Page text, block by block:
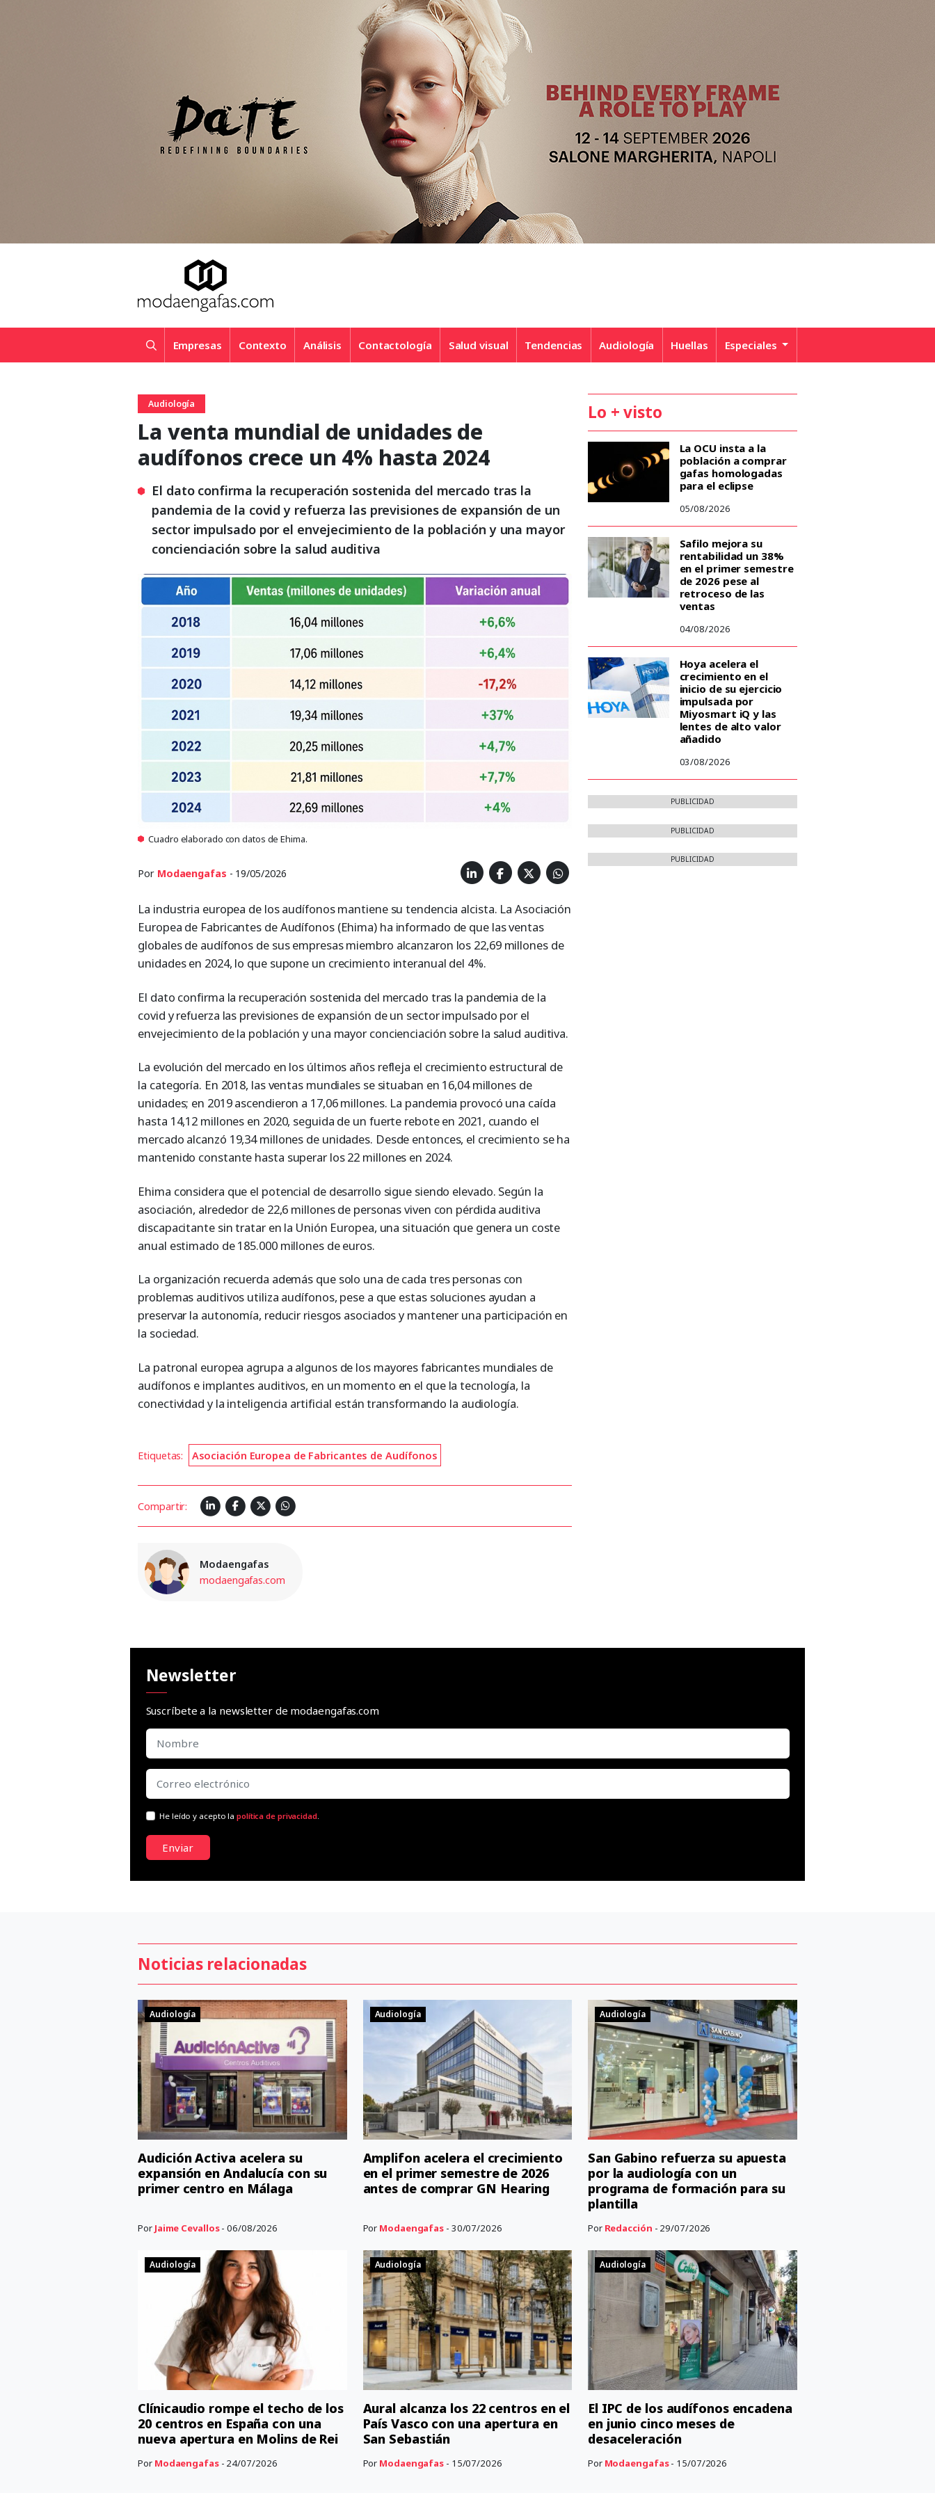
Empresas Contexto Análisis Contactología Salud visual Tendencias Audiología Huellas Especiales
Audiología
La venta mundial de unidades de
audífonos crece un 4% hasta 2024
El dato confirma la recuperación sostenida del mercado tras la
pandemia de la covid y refuerza las previsiones de expansión de un
sector impulsado por el envejecimiento de la población y una mayor
concienciación sobre la salud auditiva
Cuadro elaborado con datos de Ehima.
Por Modaengafas - 19/05/2026
La industria europea de los audífonos mantiene su tendencia alcista. La Asociación
Europea de Fabricantes de Audífonos (Ehima) ha informado de que las ventas
globales de audífonos de sus empresas miembro alcanzaron los 22,69 millones de
unidades en 2024, lo que supone un crecimiento interanual del 4%.
El dato confirma la recuperación sostenida del mercado tras la pandemia de la
covid y refuerza las previsiones de expansión de un sector impulsado por el
envejecimiento de la población y una mayor concienciación sobre la salud auditiva.
La evolución del mercado en los últimos años refleja el crecimiento estructural de
la categoría. En 2018, las ventas mundiales se situaban en 16,04 millones de
unidades; en 2019 ascendieron a 17,06 millones. La pandemia provocó una caída
hasta 14,12 millones en 2020, seguida de un fuerte rebote en 2021, cuando el
mercado alcanzó 19,34 millones de unidades. Desde entonces, el crecimiento se ha
mantenido constante hasta superar los 22 millones en 2024.
Ehima considera que el potencial de desarrollo sigue siendo elevado. Según la
asociación, alrededor de 22,6 millones de personas viven con pérdida auditiva
discapacitante sin tratar en la Unión Europea, una situación que genera un coste
anual estimado de 185.000 millones de euros.
La organización recuerda además que solo una de cada tres personas con
problemas auditivos utiliza audífonos, pese a que estas soluciones ayudan a
preservar la autonomía, reducir riesgos asociados y mantener una participación en
la sociedad.
La patronal europea agrupa a algunos de los mayores fabricantes mundiales de
audífonos e implantes auditivos, en un momento en el que la tecnología, la
conectividad y la inteligencia artificial están transformando la audiología.
Etiquetas: Asociación Europea de Fabricantes de Audífonos
Compartir:
Modaengafas
modaengafas.com
Lo + visto
La OCU insta a la
población a comprar
gafas homologadas
para el eclipse
05/08/2026
Safilo mejora su
rentabilidad un 38%
en el primer semestre
de 2026 pese al
retroceso de las
ventas
04/08/2026
Hoya acelera el
crecimiento en el
inicio de su ejercicio
impulsada por
Miyosmart iQ y las
lentes de alto valor
añadido
03/08/2026
PUBLICIDAD
PUBLICIDAD
PUBLICIDAD
Newsletter
Suscríbete a la newsletter de modaengafas.com
He leído y acepto lapolítica de privacidad.
Enviar
Noticias relacionadas
Audiología
Audición Activa acelera su
expansión en Andalucía con su
primer centro en Málaga
Por Jaime Cevallos- 06/08/2026
Audiología
Amplifon acelera el crecimiento
en el primer semestre de 2026
antes de comprar GN Hearing
Por Modaengafas - 30/07/2026
Audiología
San Gabino refuerza su apuesta
por la audiología con un
programa de formación para su
plantilla
Por Redacción - 29/07/2026
Audiología
Clínicaudio rompe el techo de los
20 centros en España con una
nueva apertura en Molins de Rei
Por Modaengafas- 24/07/2026
Audiología
Aural alcanza los 22 centros en el
País Vasco con una apertura en
San Sebastián
Por Modaengafas - 15/07/2026
Audiología
El IPC de los audífonos encadena
en junio cinco meses de
desaceleración
Por Modaengafas- 15/07/2026